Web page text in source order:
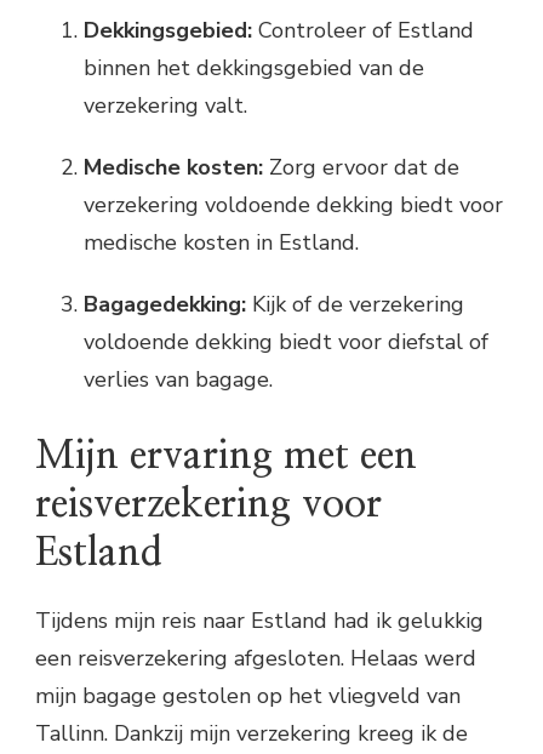
Dekkingsgebied: Controleer of Estland
binnen het dekkingsgebied van de
verzekering valt.
Medische kosten: Zorg ervoor dat de
verzekering voldoende dekking biedt voor
medische kosten in Estland.
Bagagedekking: Kijk of de verzekering
voldoende dekking biedt voor diefstal of
verlies van bagage.
Mijn ervaring met een
reisverzekering voor
Estland
Tijdens mijn reis naar Estland had ik gelukkig
een reisverzekering afgesloten. Helaas werd
mijn bagage gestolen op het vliegveld van
Tallinn. Dankzij mijn verzekering kreeg ik de